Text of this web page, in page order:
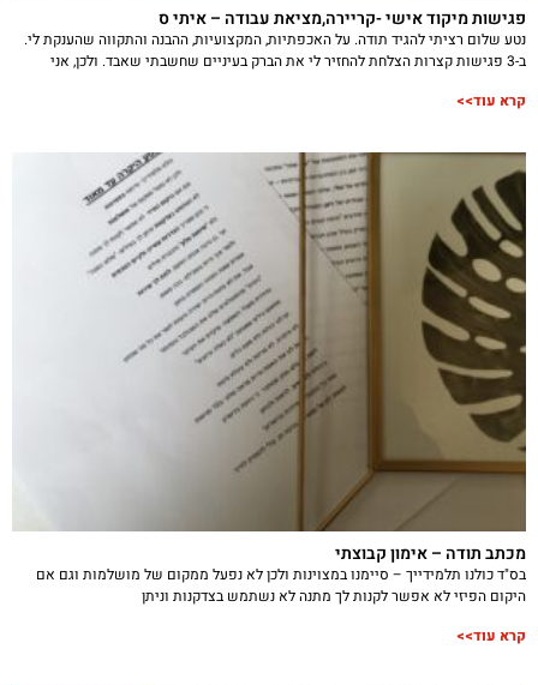
פגישות מיקוד אישי -קריירה,מציאת עבודה – איתי ס
נטע שלום רציתי להגיד תודה. על האכפתיות, המקצועיות, ההבנה והתקווה שהענקת לי.
ב-3 פגישות קצרות הצלחת להחזיר לי את הברק בעיניים שחשבתי שאבד. ולכן, אני
קרא עוד>>
מכתב תודה – אימון קבוצתי
בס"ד כולנו תלמידייך – סיימנו במצוינות ולכן לא נפעל ממקום של מושלמות וגם אם
היקום הפיזי לא אפשר לקנות לך מתנה לא נשתמש בצדקנות וניתן
קרא עוד>>